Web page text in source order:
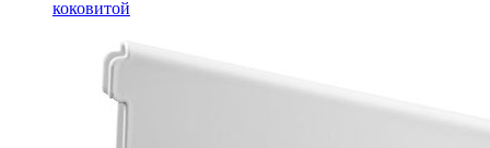
коковитой